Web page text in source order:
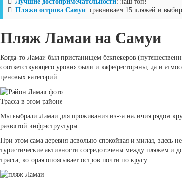
Лучшие достопримечательности: наш топ!
Пляжи острова Самуи: сравниваем 15 пляжей и
Пляж Ламаи на Самуи
Когда-то Ламаи был пристанищем бекпекеров
соответствующего уровня были и кафе/рестораны, да и
ценовых категорий.
Трасса в этом районе
Мы выбрали Ламаи для проживания из-за наличия рядом
развитой инфраструктуры.
При этом сама деревня довольно спокойная и милая, здесь
туристические активности сосредоточены между пляжем и
трасса, которая опоясывает остров почти по кругу.